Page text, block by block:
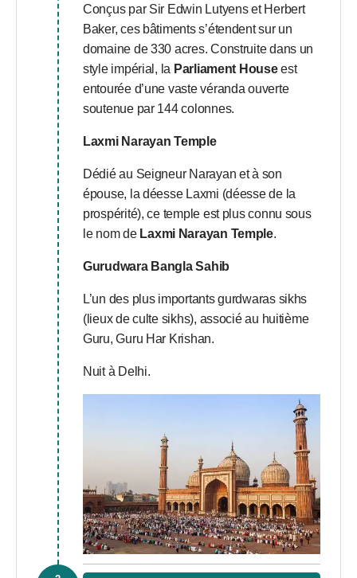
Conçus par Sir Edwin Lutyens et Herbert
Baker, ces bâtiments s’étendent sur un
domaine de 330 acres. Construite dans un
style impérial, la Parliament Houseest
entourée d’une vaste véranda ouverte
soutenue par 144 colonnes.
Laxmi Narayan Temple
Dédié au Seigneur Narayan et à son
épouse, la déesse Laxmi (déesse de la
prospérité), ce temple est plus connu sous
le nom de Laxmi Narayan Temple.
Gurudwara Bangla Sahib
L’un des plus importants gurdwaras sikhs
(lieux de culte sikhs), associé au huitième
Guru, Guru Har Krishan.
Nuit à Delhi.